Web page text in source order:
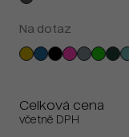
Na dotaz
Celková cena
včetně DPH